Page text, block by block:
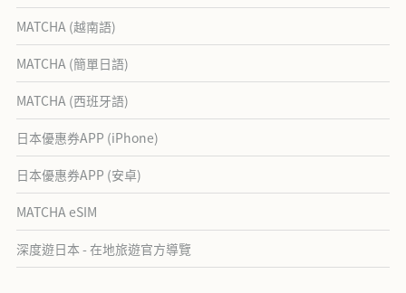
MATCHA (越南語)
MATCHA (簡單日語)
MATCHA (西班牙語)
日本優惠券APP (iPhone)
日本優惠券APP (安卓)
MATCHA eSIM
深度遊日本 - 在地旅遊官方導覽